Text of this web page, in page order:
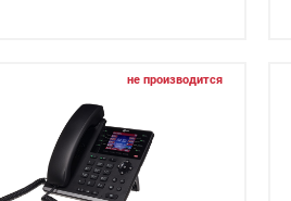
не производится